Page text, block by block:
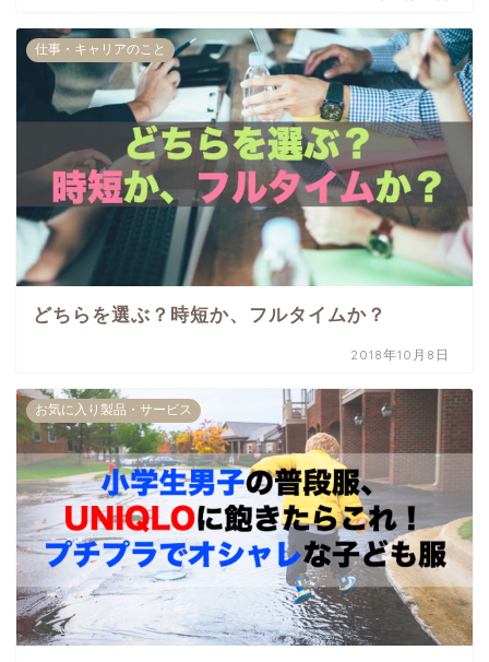
仕事・キャリアのこと
どちらを選ぶ？時短か、フルタイムか？
2018年10月8日
お気に入り製品・サービス